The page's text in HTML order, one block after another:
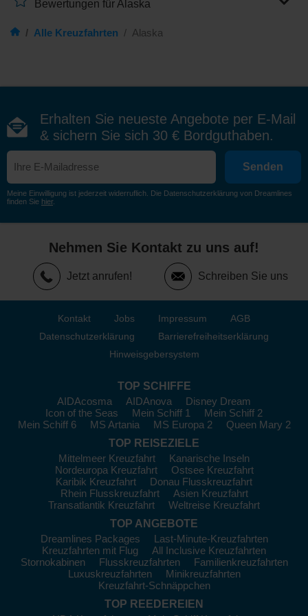
Hier erleben Sie Alaska abseits klassischer Routen.
Routen zurAlaska Peninsula
Expeditionsrouten können Ziele wieAdak (Aleuten)
Südost-Alaska – Küstenorte
und Naturerlebnisse
abwechslungsreichen Landschaften.
Ketchikanmit historischem Charakter
Icy Strait Point
für Natur- und Kulturerlebnisse
Kleinere Häfen wie
Weitere Naturregionen
entlang der Route
Icy Baymit Gletscherpanoramen
Inian Islandsfür intensive Naturbeobachtungen
Küstenregionen rund umHomer
Beliebte Abfahrtshäfen für
Alaska-Kreuzfahrten
Der Startpunkt beeinflusst Route, Länge und Charakter der
Reise.
Vancouver als klassischer Ausgangspunkt fürKreuzfahrten
ab Vancouver nach Alaska
Seattle als häufig genutzter US-Hafen
Anchorage für kombinierte Reiseverläufe
Bewertungen für Alaska
/ Alle Kreuzfahrten / Alaska
Erhalten Sie neueste Angebote per E-Mail
& sichern Sie sich 30 € Bordguthaben.
Senden
Meine Einwilligung ist jederzeit widerruflich. Die Datenschutzerklärung von Dreamlines
finden Sie hier.
Nehmen Sie Kontakt zu uns auf!
Jetzt anrufen! Schreiben Sie uns
Kontakt Jobs Impressum
AGB
Datenschutzerklärung
Barrierefreiheitserklärung
Hinweisgebersystem
TOP SCHIFFE
AIDAcosma
AIDAnova
Disney Dream
Icon of the Seas
Mein Schiff 1
Mein Schiff 2
Mein Schiff 6
MS Artania MS Europa 2
Queen Mary 2
TOP REISEZIELE
Mittelmeer Kreuzfahrt
Kanarische Inseln
Nordeuropa Kreuzfahrt
Ostsee Kreuzfahrt
Karibik Kreuzfahrt
Donau Flusskreuzfahrt
Rhein Flusskreuzfahrt
Asien Kreuzfahrt
Transatlantik Kreuzfahrt
Weltreise Kreuzfahrt
TOP ANGEBOTE
Dreamlines Packages
Last-Minute-Kreuzfahrten
Kreuzfahrten mit Flug
All Inclusive Kreuzfahrten
Stornokabinen
Flusskreuzfahrten
Familienkreuzfahrten
Luxuskreuzfahrten
Minikreuzfahrten
Kreuzfahrt-Schnäppchen
TOP REEDEREIEN